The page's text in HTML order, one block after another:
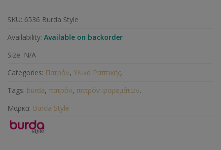
SKU: 6536 Burda Style
Availability: Available on backorder
Size: N/A
Categories: Πατρόν, Υλικά Ραπτικής.
Tags: burda, πατρόν, πατρόν φορεμάτων.
Μάρκα: Burda Style